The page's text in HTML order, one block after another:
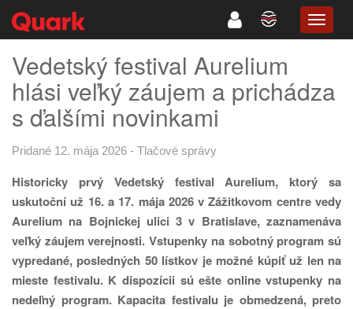
Vedetský festival Aurelium
hlási veľký záujem a prichádza
s ďalšími novinkami
Pridané 12. mája 2026 - Tlačové správy
Historicky prvý Vedetský festival Aurelium, ktorý sa
uskutoční už 16. a 17. mája 2026 v Zážitkovom centre vedy
Aurelium na Bojnickej ulici 3 v Bratislave, zaznamenáva
veľký záujem verejnosti. Vstupenky na sobotný program sú
vypredané, posledných 50 lístkov je možné kúpiť už len na
mieste festivalu. K dispozícii sú ešte online vstupenky na
nedeľný program. Kapacita festivalu je obmedzená, preto